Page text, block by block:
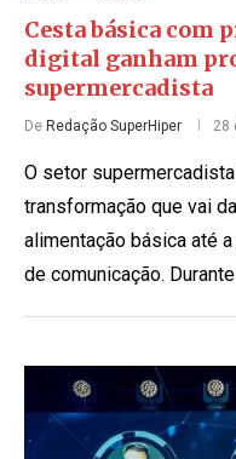
Cesta básica com
digital ganham
supermercadista
De Redação SuperHiper 28
O setor
transformação que vai
alimentação básica até
de comunicação.